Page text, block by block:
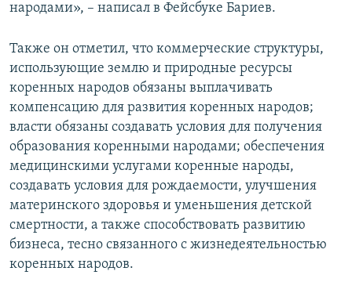
народами», – написал в Фейсбуке Бариев.
Также он отметил, что коммерческие структуры,
использующие землю и природные ресурсы
коренных народов обязаны выплачивать
компенсацию для развития коренных народов;
власти обязаны создавать условия для получения
образования коренными народами; обеспечения
медицинскими услугами коренные народы,
создавать условия для рождаемости, улучшения
материнского здоровья и уменьшения детской
смертности, а также способствовать развитию
бизнеса, тесно связанного с жизнедеятельностью
коренных народов.